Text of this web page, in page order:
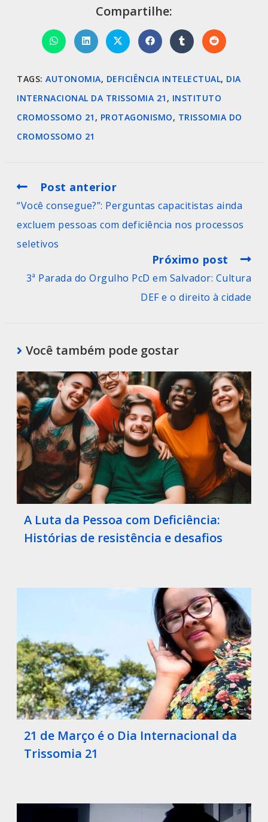
Compartilhe:
TAGS: AUTONOMIA, DEFICIÊNCIA INTELECTUAL, DIA
INTERNACIONAL DA TRISSOMIA 21 , INSTITUTO
CROMOSSOMO 21 , PROTAGONISMO, TRISSOMIA DO
CROMOSSOMO 21
Post anterior
“Você consegue?”: Perguntas capacitistas ainda
excluem pessoas com deficiência nos processos
seletivos
Próximo post
3ª Parada do Orgulho PcD em Salvador: Cultura
DEF e o direito à cidade
Você também pode gostar
A Luta da Pessoa com Deficiência:
Histórias de resistência e desafios
21 de Março é o Dia Internacional da
Trissomia 21